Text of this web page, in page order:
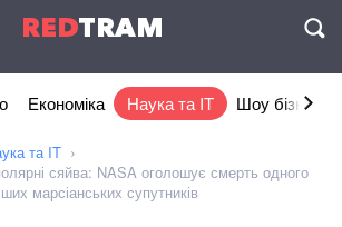
REDTRAM
Економіка Наука та IT Шоу бізнес
та IT
сяйва: NASA оголошує смерть одного
марсіанських супутників